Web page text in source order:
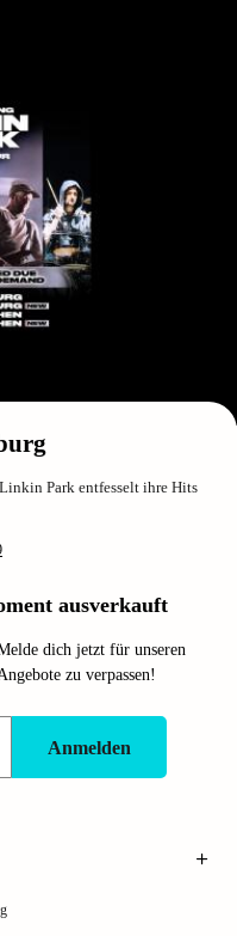
Park entfesselt ihre Hits
ausverkauft
dich jetzt für unseren
zu verpassen!
Anmelden